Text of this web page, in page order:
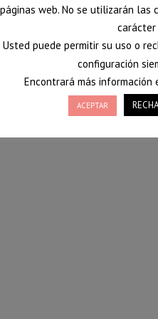
páginas web. No se utilizarán las
carácter
Usted puede permitir su uso o
configuración
Encontrará más información
ACEPTAR